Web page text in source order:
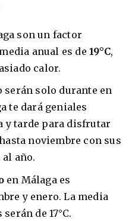
Professionals en
son un factor
anual es de19°C,
calor.
serán solo durante en
te dará geniales
y tarde para disfrutar
noviembre con sus
año.
en Málaga es
y enero. La media
de 17°C.